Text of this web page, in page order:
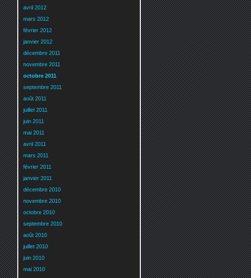
avril 2012
mars 2012
février 2012
janvier 2012
décembre 2011
novembre 2011
octobre 2011
septembre 2011
août 2011
juillet 2011
juin 2011
mai 2011
avril 2011
mars 2011
février 2011
janvier 2011
décembre 2010
novembre 2010
octobre 2010
septembre 2010
août 2010
juillet 2010
juin 2010
mai 2010